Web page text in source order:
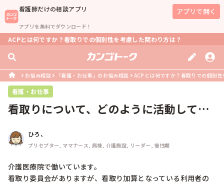
看護師だけの相談アプリ
アプリを無料でダウンロード！
アプリで開く
ACPとは何ですか？看取りでの個別性を考慮した関わり方は？
お悩み相談 「看護・お仕事」のお悩み相談 ACPとは何ですか？看取りでの個別
看護・お仕事
看取りについて、どのように活動してい
ひろ、
プリセプター, ママナース, 病棟, 介護施設, リーダー, 慢性期
介護医療院で働いています。
看取り委員会がありますが、看取り加算となっている利用者の